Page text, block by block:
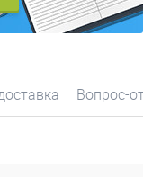
Вопрос-